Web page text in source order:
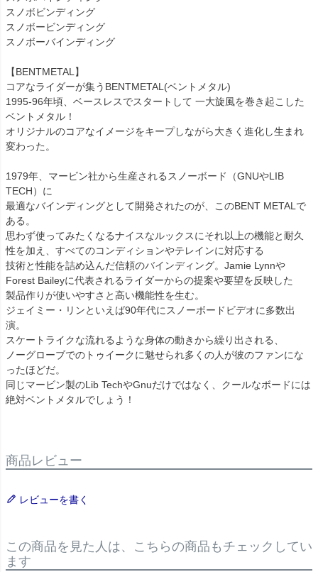
スノボビンディング
スノボービンディング
スノボーバインディング
【BENTMETAL】
コアなライダーが集うBENTMETAL(ベントメタル)
1995-96年頃、ベースレスでスタートして 一大旋風を巻き起こした
ベントメタル！
オリジナルのコアなイメージをキープしながら大きく進化し生まれ
変わった。
1979年、マービン社から生産されるスノーボード（GNUやLIB
TECH）に
最適なバインディングとして開発されたのが、このBENT METALで
ある。
思わず使ってみたくなるナイスなルックスにそれ以上の機能と耐久
性を加え、すべてのコンディションやテレインに対応する
技術と性能を詰め込んだ信頼のバインディング。Jamie Lynnや
Forest Baileyに代表されるライダーからの提案や要望を反映した
製品作りが使いやすさと高い機能性を生む。
ジェイミー・リンといえば90年代にスノーボードビデオに多数出
演。
スケートライクな流れるような身体の動きから繰り出される、
ノーグローブでのトゥイークに魅せられ多くの人が彼のファンにな
ったほどだ。
同じマービン製のLib TechやGnuだけではなく、クールなボードには
絶対ベントメタルでしょう！
商品レビュー
レビューを書く
この商品を見た人は、こちらの商品もチェックしてい
ます